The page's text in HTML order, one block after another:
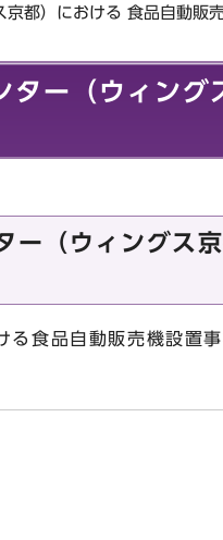
都）における 食品自動販
ー（ウィング
ー（ウィングス
食品自動販売機設置